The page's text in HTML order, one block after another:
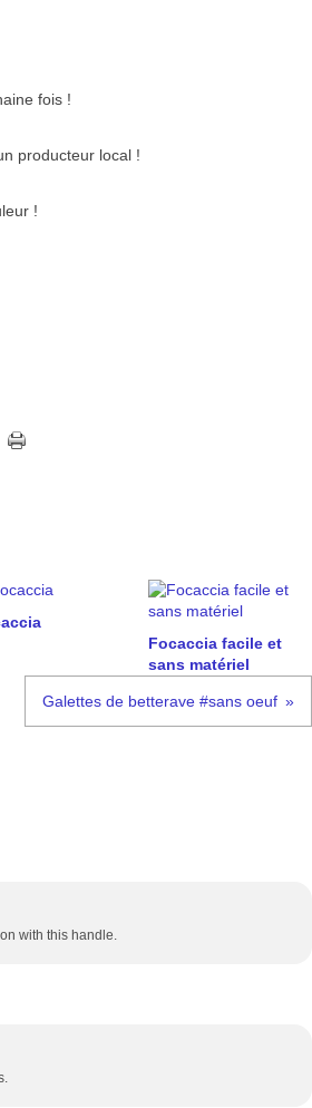
fois !
producteur local !
!
Focaccia facile et
sans matériel
Galettes de betterave #sans oeuf
with this handle.